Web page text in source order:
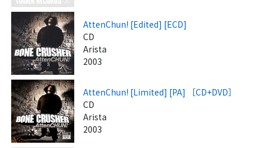
AttenChun! [Edited] [ECD]
CD
Arista
2003
AttenChun! [Limited] [PA] ［CD+DVD］
CD
Arista
2003